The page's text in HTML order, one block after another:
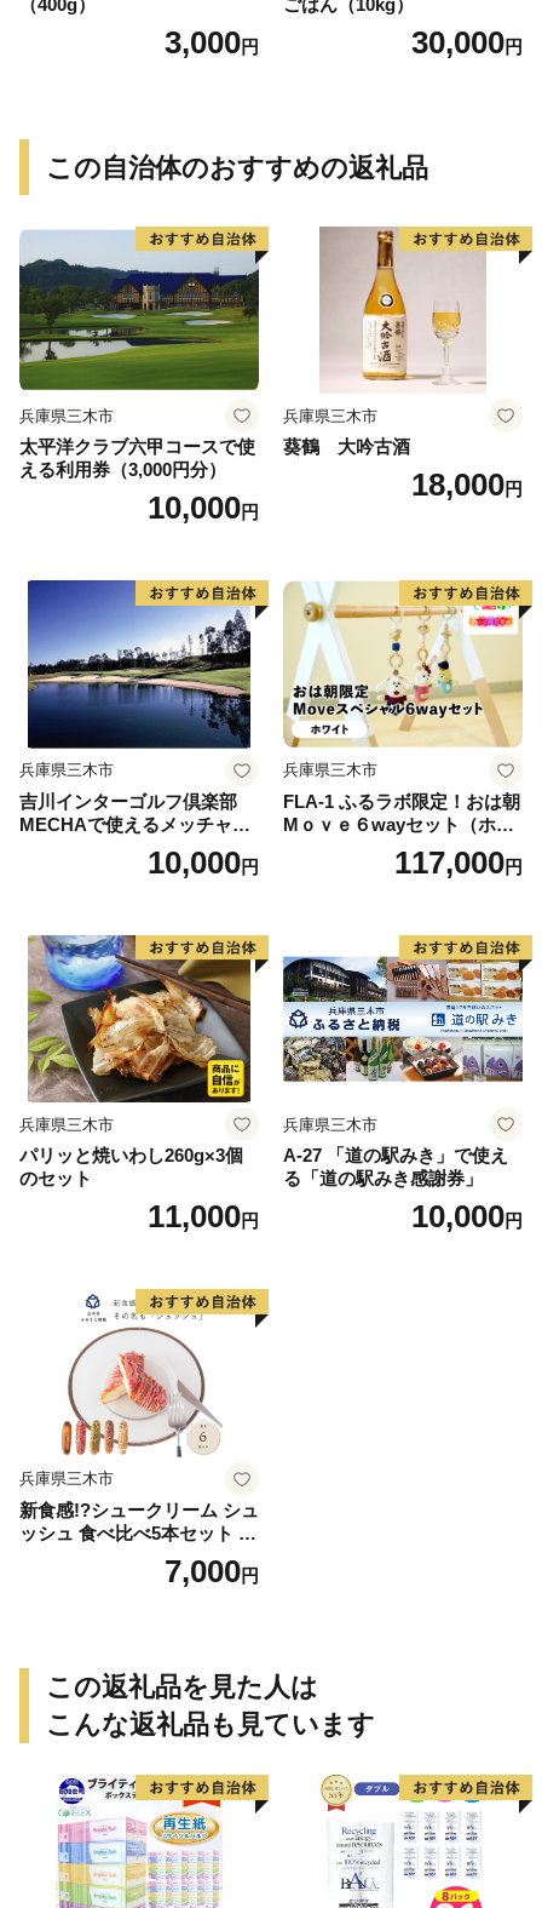
3,000円 30,000円
この自治体のおすすめの返礼品
兵庫県三木市
太平洋クラブ六甲コースで使
える利用券（3,000円分）
10,000円
兵庫県三木市
葵鶴 大吟古酒
18,000円
兵庫県三木市
吉川インターゴルフ倶楽部
MECHAで使えるメッチャマ
ネー（3,000円分）10,000円
兵庫県三木市
FLA-1 ふるラボ限定！おは朝
Mｏｖｅ６wayセット（ホワ
117,000円
兵庫県三木市
パリッと焼いわし260g×3個
のセット
11,000円
兵庫県三木市
A-27 「道の駅みき」で使え
る「道の駅みき感謝券」
10,000円
兵庫県三木市
新食感!?シュークリーム シュ
ッシュ 食べ比べ5本セット シ
ューアイス お試し 抹茶ミル
クいちごチョコキャラメルナ
贈り物 個包装 送料無料 お見
舞い すぐ 届く
7,000円
この返礼品を見た人は
こんな返礼品も見ています